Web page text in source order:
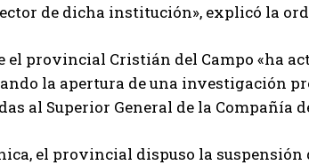
de dicha institución», explicó la
el provincial Cristián del Campo «ha
la apertura de una investigación
al Superior General de la Compañía
el provincial dispuso la suspensión